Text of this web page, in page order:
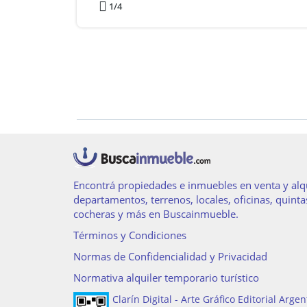
1/4
Encontrá propiedades e inmuebles en venta y
departamentos, terrenos, locales, oficinas,
cocheras y más en Buscainmueble.
Términos y Condiciones
Normas de Confidencialidad y Privacidad
Normativa alquiler temporario turístico
Clarín Digital - Arte Gráfico Editorial